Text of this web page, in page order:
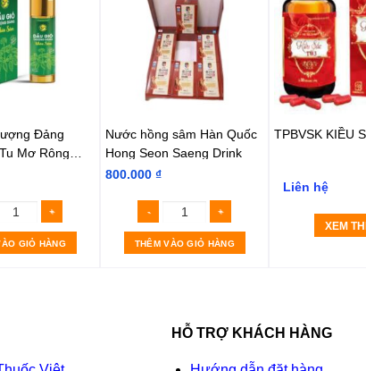
Đảng
Mơ Rông
GIỎ HÀNG
Nước hồng sâm Hàn Quốc
Hong Seon Saeng Drink
800.000₫
THÊM VÀO GIỎ HÀNG
TPBVSK KIỀU
Liên hệ
XEM
HỖ TRỢ KHÁCH HÀNG